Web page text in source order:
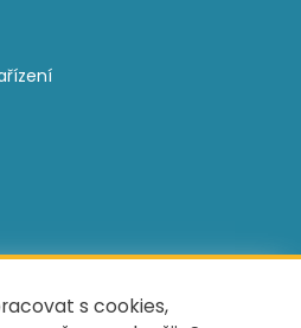
s cookies,